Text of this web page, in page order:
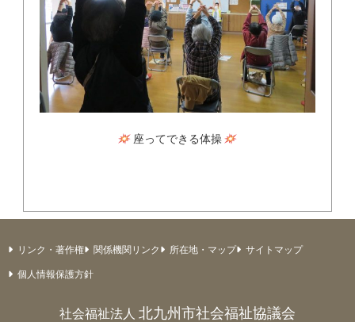
座ってできる体操
リンク・著作権 関係機関リンク 所在地・マップ
サイトマップ
個人情報保護方針
社会福祉法人 北九州市社会福祉協議会